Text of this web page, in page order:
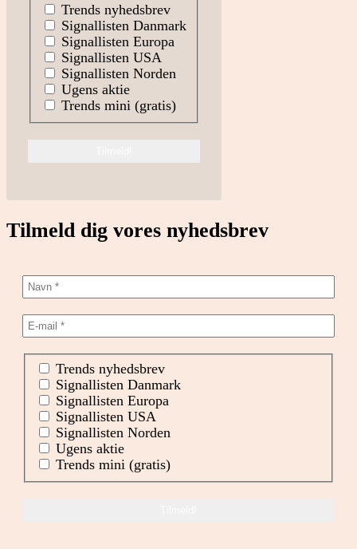
Trends nyhedsbrev
Signallisten Danmark
Signallisten Europa
Signallisten USA
Signallisten Norden
Ugens aktie
Trends mini (gratis)
Tilmeld dig vores nyhedsbrev
Trends nyhedsbrev
Signallisten Danmark
Signallisten Europa
Signallisten USA
Signallisten Norden
Ugens aktie
Trends mini (gratis)